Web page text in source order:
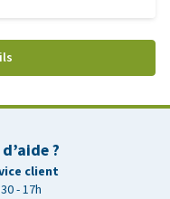
?
client
- 17h